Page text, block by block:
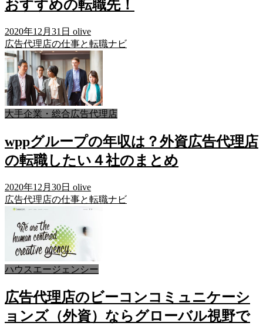
おすすめの転職先！
2020年12月31日 olive
広告代理店の仕事と転職ナビ
大手企業・総合広告代理店
wppグループの年収は？外資広告代理店
の転職したい４社のまとめ
2020年12月30日 olive
広告代理店の仕事と転職ナビ
ハウスエージェンシー
広告代理店のビーコンコミュニケーシ
ョンズ（外資）ならグローバル視野で